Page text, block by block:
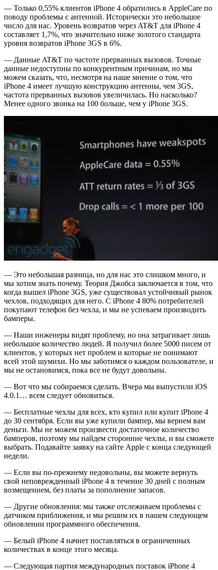
— Только 0,55% клиентов iPhone 4 обратились в AppleCare по
поводу проблемы с антенной. Исторически это небольшое
число для нас. Уровень возвратов через AT&T для iPhone 4
составляет 1,7%, что значительно ниже золотого стандарта
уровня возвратов iPhone 3GS в 6%.
— Данные AT&T по частоте прерванных вызовов. Точные
данные недоступны по конкурентным причинам, но мы
можем сказать, что, несмотря на наше мнение о том, что
iPhone 4 имеет лучшую конструкцию антенны, чем 3GS,
частота прерванных вызовов увеличилась. Но насколько?
Менее одного звонка на 100 больше, чем у iPhone 3GS.
— Это небольшая разница, но для нас это слишком много, и
мы хотим знать почему. Теория Джобса заключается в том, что
когда вышел iPhone 3GS, уже существовал устойчивый рынок
чехлов, подходящих для него. С iPhone 4 80% потребителей
покупают телефон без чехла, и мы не успеваем производить
бамперы.
— Наши инженеры видят проблему, но она затрагивает лишь
небольшое количество людей. Я получил более 5000 писем от
клиентов, у которых нет проблем и которые не понимают
всей этой шумихи. Но мы заботимся о каждом пользователе, и
мы не остановимся, пока все не будут довольны.
— Вот что мы собираемся сделать. Вчера мы выпустили iOS
4.0.1… всем следует обновиться.
— Бесплатные чехлы для всех, кто купил или купит iPhone 4
до 30 сентября. Если вы уже купили бампер, мы вернем вам
деньги. Мы не можем произвести достаточное количество
бамперов, поэтому мы найдем сторонние чехлы, и вы сможете
выбрать. Подавайте заявку на сайте Apple с конца следующей
недели.
— Если вы по-прежнему недовольны, вы можете вернуть
свой неповрежденный iPhone 4 в течение 30 дней с полным
возмещением, без платы за пополнение запасов.
— Другие обновления: мы также отслеживаем проблемы с
датчиком приближения, и мы решим их в нашем следующем
обновлении программного обеспечения.
— Белый iPhone 4 начнет поставляться в ограниченных
количествах в конце этого месяца.
— Следующая партия международных поставок iPhone 4